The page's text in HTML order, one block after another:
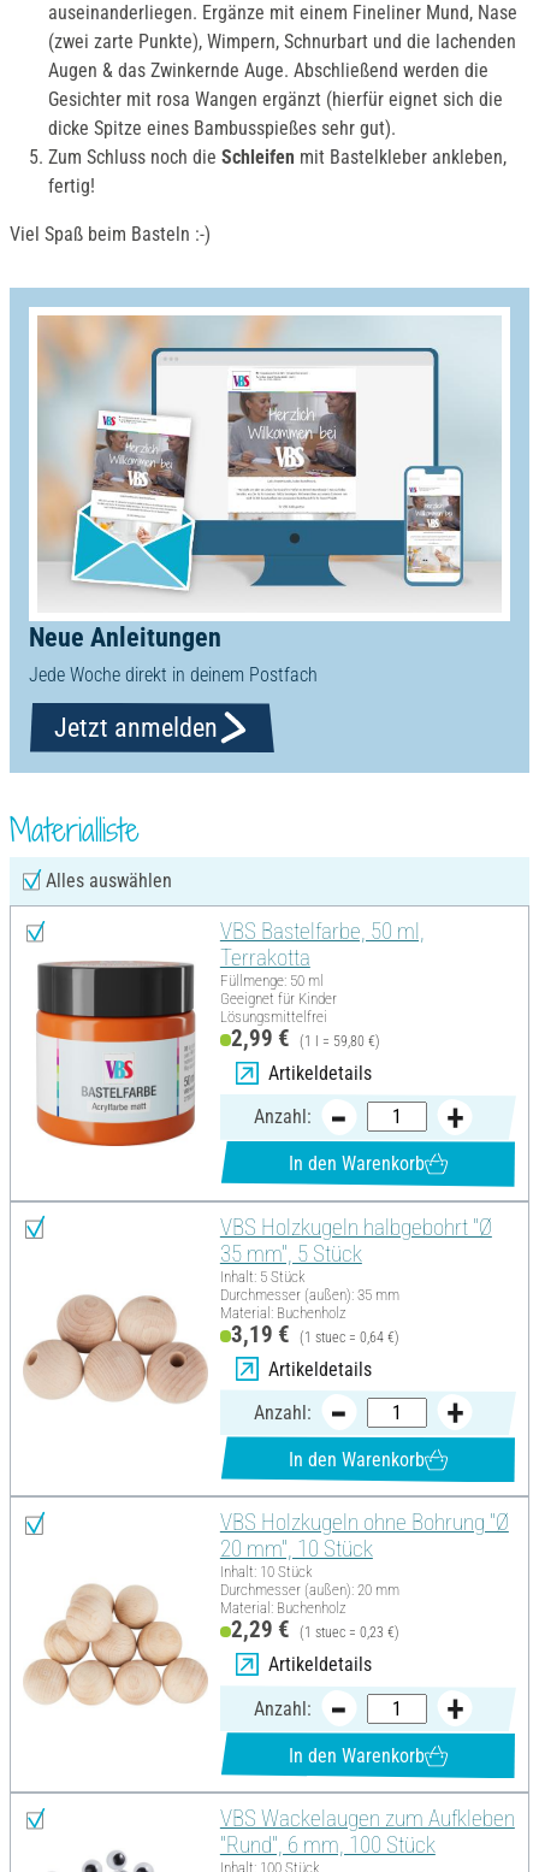
auseinanderliegen. Ergänze mit einem Fineliner Mund, Nase
(zwei zarte Punkte), Wimpern, Schnurbart und die lachenden
Augen & das Zwinkernde Auge. Abschließend werden die
Gesichter mit rosa Wangen ergänzt (hierfür eignet sich die
dicke Spitze eines Bambusspießes sehr gut).
Zum Schluss noch die Schleifen mit Bastelkleber ankleben,
fertig!
Viel Spaß beim Basteln :-)
Neue Anleitungen
Jede Woche direkt in deinem Postfach
Jetzt anmelden
Materialliste
Alles auswählen
VBS Bastelfarbe, 50 ml,
Terrakotta
Füllmenge: 50 ml
Geeignet für Kinder
Lösungsmittelfrei
2,99 € (1 l = 59,80 €)
Artikeldetails
Anzahl:
In den Warenkorb
VBS Holzkugeln halbgebohrt "Ø
35 mm", 5 Stück
Inhalt: 5 Stück
Durchmesser (außen): 35 mm
Material: Buchenholz
3,19 € (1 stuec = 0,64 €)
Artikeldetails
Anzahl:
In den Warenkorb
VBS Holzkugeln ohne Bohrung "Ø
20 mm", 10 Stück
Inhalt: 10 Stück
Durchmesser (außen): 20 mm
Material: Buchenholz
2,29 € (1 stuec = 0,23 €)
Artikeldetails
Anzahl:
In den Warenkorb
VBS Wackelaugen zum Aufkleben
"Rund", 6 mm, 100 Stück
Inhalt: 100 Stück